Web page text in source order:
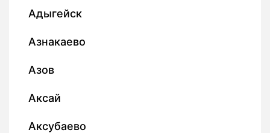
Адыгейск
Азнакаево
Азов
Аксай
Аксубаево